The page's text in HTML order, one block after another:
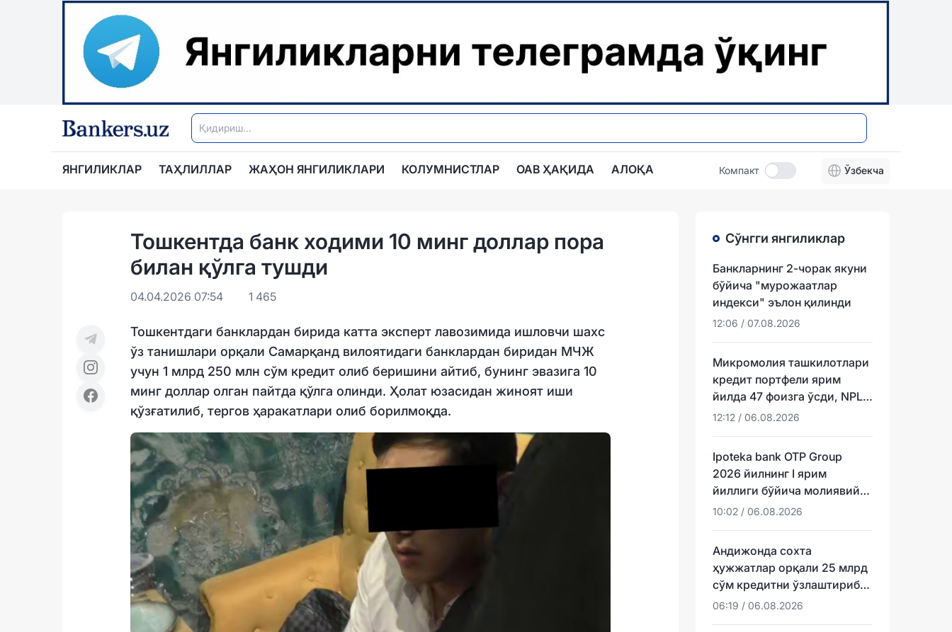
ЯНГИЛИКЛАР ТАҲЛИЛЛАР ЖАҲОН ЯНГИЛИКЛАРИ КОЛУМНИСТЛАР ОАВ ҲАҚИДА АЛОҚА Компакт Ўзбекча
Тошкентда банк ходими 10 минг доллар пора
билан қўлга тушди
04.04.2026 07:54 1 465
Тошкентдаги банклардан бирида катта эксперт лавозимида ишловчи шахс
ўз танишлари орқали Самарқанд вилоятидаги банклардан биридан МЧЖ
учун 1 млрд 250 млн сўм кредит олиб беришини айтиб, бунинг эвазига 10
минг доллар олган пайтда қўлга олинди. Ҳолат юзасидан жиноят иши
қўзғатилиб, тергов ҳаракатлари олиб борилмоқда.
Сўнгги янгиликлар
Банкларнинг 2-чорак якуни
бўйича "мурожаатлар
индекси" эълон қилинди
12:06 / 07.08.2026
Микромолия ташкилотлари
кредит портфели ярим
йилда 47 фоизга ўсди, NPL
эса ундан тезроқ
12:12 / 06.08.2026
Ipoteka bank OTP Group
2026 йилнинг I ярим
йиллиги бўйича молиявий
натижаларини эълон қилди
10:02 / 06.08.2026
Андижонда сохта
ҳужжатлар орқали 25 млрд
сўм кредитни ўзлаштириб
юборганлар аниқланди
06:19 / 06.08.2026